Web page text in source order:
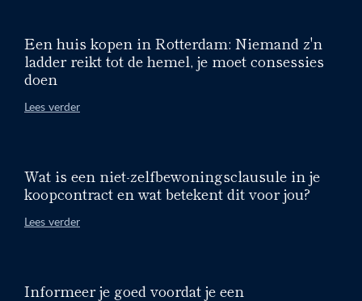
Een huis kopen in Rotterdam: Niemand z'n
ladder reikt tot de hemel, je moet consessies
doen
Lees verder
Wat is een niet-zelfbewoningsclausule in je
koopcontract en wat betekent dit voor jou?
Lees verder
Informeer je goed voordat je een